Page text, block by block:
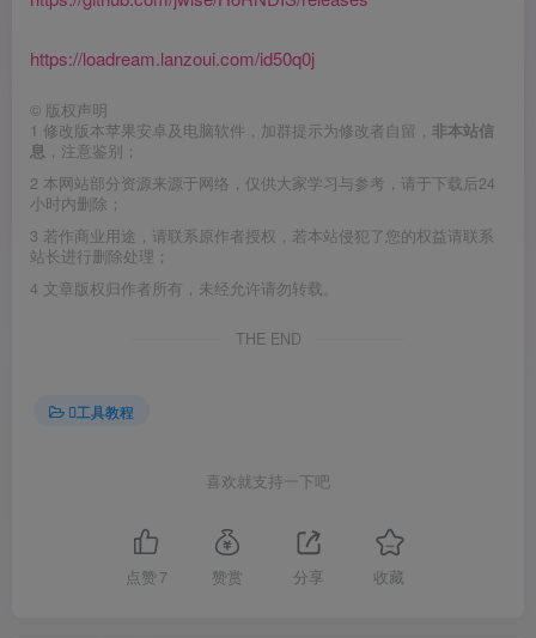
https://loadream.lanzoui.com/id50q0j
© 版权声明
1 修改版本苹果安卓及电脑软件，加群提示为修改者自留， 非本站信
息 ，注意鉴别；
2 本网站部分资源来源于网络，仅供大家学习与参考，请于下载后24
小时内删除；
3 若作商业用途，请联系原作者授权，若本站侵犯了您的权益请联系
站长进行删除处理；
4 文章版权归作者所有，未经允许请勿转载。
THE END
工具教程
喜欢就支持一下吧
点赞 7 赞赏 分享 收藏